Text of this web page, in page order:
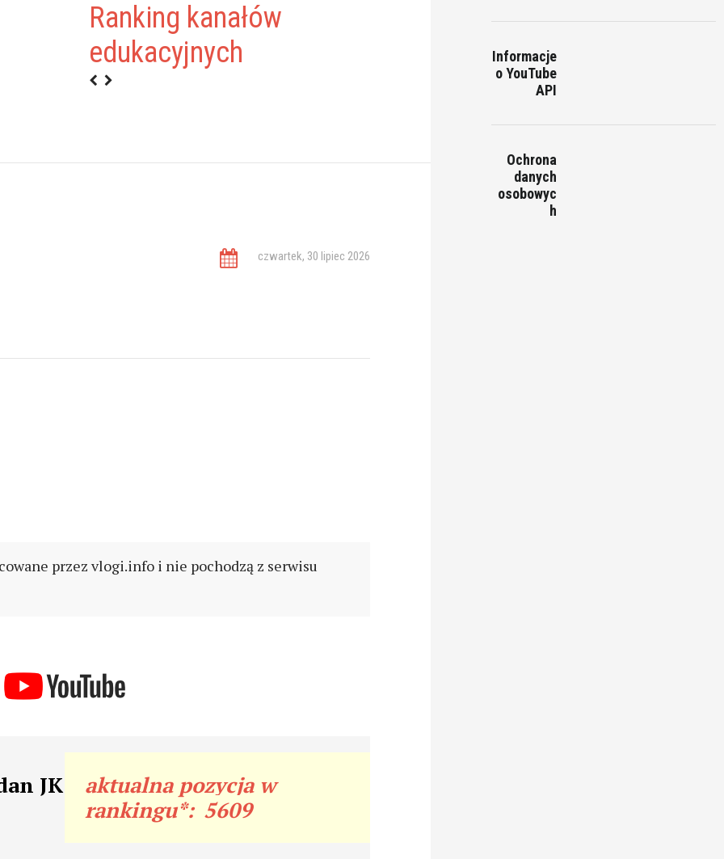
Ranking kanałów
edukacyjnych
KOMAN
czwartek, 30 lipiec 2026
przez vlogi.info i nie pochodzą z serwisu
JK
aktualna pozycja w
rankingu*: 5609
Informacje
o YouTube
API
Ochrona
danych
osobowyc
h